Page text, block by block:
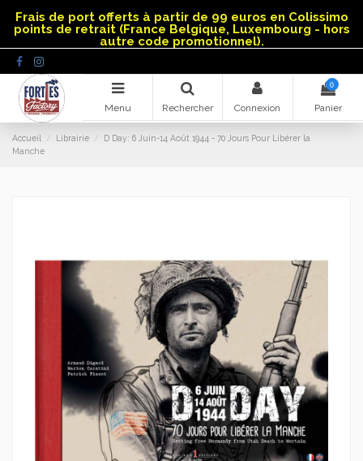
Frais de port offerts à partir de 99 euros en Colissimo
points de retrait (France Belgique, Luxembourg - hors
autre code promotionnel).
Menu Rechercher Connexion
0
Panier
Accueil Librairie
D Day: 6 Juin-14 Août 1944 - 70 Jours Pour Libérer la
Manche